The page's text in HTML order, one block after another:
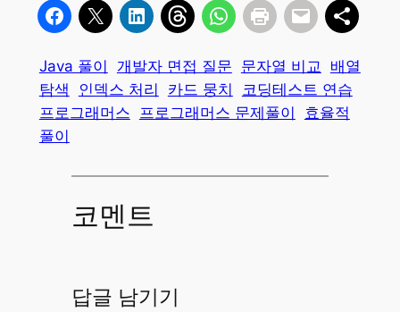
Java 풀이 개발자 면접 질문 문자열 비교 배열
탐색
인덱스 처리 카드 뭉치
코딩테스트 연습
프로그래머스 프로그래머스 문제풀이
효율적
풀이
코멘트
답글 남기기